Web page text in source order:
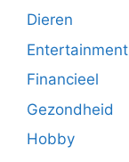
Dieren
Entertainment
Financieel
Gezondheid
Hobby